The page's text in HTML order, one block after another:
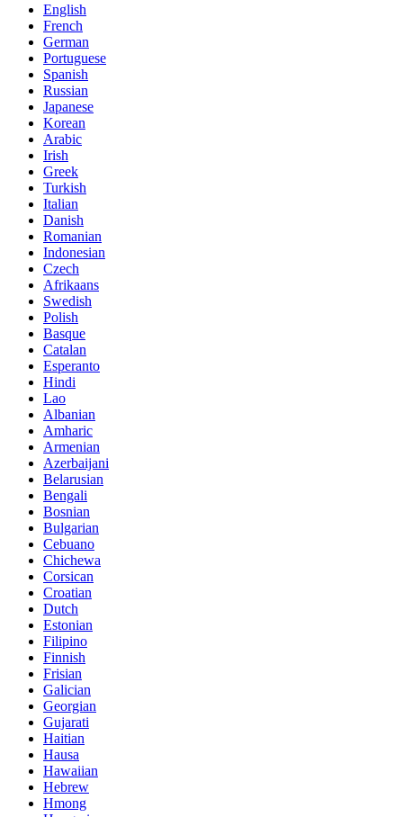
English
French
German
Portuguese
Spanish
Russian
Japanese
Korean
Arabic
Irish
Greek
Turkish
Italian
Danish
Romanian
Indonesian
Czech
Afrikaans
Swedish
Polish
Basque
Catalan
Esperanto
Hindi
Lao
Albanian
Amharic
Armenian
Azerbaijani
Belarusian
Bengali
Bosnian
Bulgarian
Cebuano
Chichewa
Corsican
Croatian
Dutch
Estonian
Filipino
Finnish
Frisian
Galician
Georgian
Gujarati
Haitian
Hausa
Hawaiian
Hebrew
Hmong